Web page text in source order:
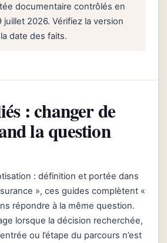
documentaire contrôlés en
juillet 2026. Vérifiez la version
date des faits.
: changer de
la question
: définition et portée dans
», ces guides complètent «
répondre à la même question.
lorsque la décision recherchée,
ou l’étape du parcours n’est